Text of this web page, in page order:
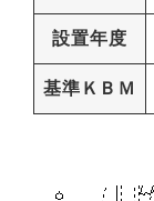
設置年度
基準ＫＢＭ